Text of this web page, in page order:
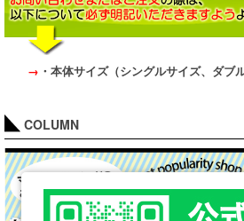
→ ・本体サイズ（シングルサイズ、ダブ
COLUMN